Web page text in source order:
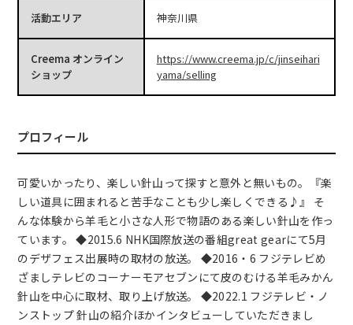
活動エリア 神奈川県
Creema オンライン
ショップ
https://www.creema.jp/c/jinseihari
yama/selling
プロフィール
可愛いかったり、楽しい針山って探すと意外と無いもの。『楽
しい道具に囲まれると苦手なことも少し楽しくできる♪』 そ
んな体験から羊毛と小さな人形で物語のある楽しい針山を作っ
ています。 ◆2015.6 NHK国際放送の番組great gearにて5月
のデザフェス出展時の取材の放送。 ◆2016・6 フジテレビめ
ざましテレビのコーナーモアセブンにて皮のむける羊毛みかん
針山を中心に取材、取り上げ放送。 ◆2022.1 フジテレビ・ノ
ンストップ 針山の紹介ほかインタビューしていただきまし